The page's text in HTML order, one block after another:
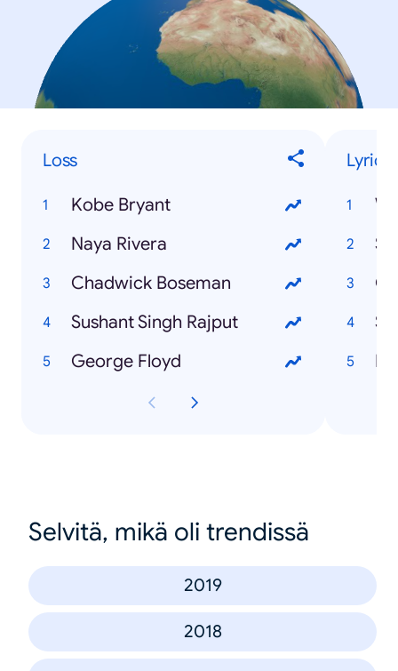
Loss
Kobe Bryant
Naya Rivera
Chadwick Boseman
Sushant Singh Rajput
George Floyd
Lyrics
Selvitä, mikä oli trendissä
2019
2018